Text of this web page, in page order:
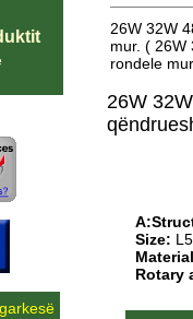
26W 32W
mur. ( 26W
rondele
26W
Size:
Rotary